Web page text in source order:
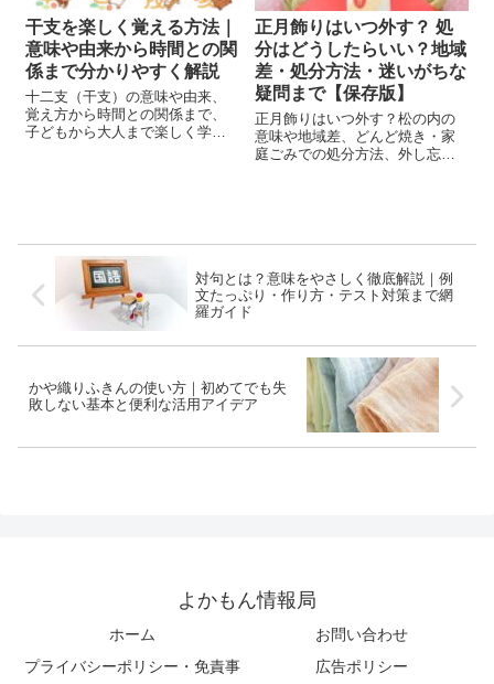
干支を楽しく覚える方法｜
意味や由来から時間との関
係まで分かりやすく解説
十二支（干支）の意味や由来、
覚え方から時間との関係まで、
子どもから大人まで楽しく学べ
正月飾りはいつ外す？ 処
分はどうしたらいい？地域
差・処分方法・迷いがちな
疑問まで【保存版】
正月飾りはいつ外す？松の内の
意味や地域差、どんど焼き・家
庭ごみでの処分方法、外し忘れ
対句とは？意味をやさしく徹底解説｜例
文たっぷり・作り方・テスト対策まで網
羅ガイド
かや織りふきんの使い方｜初めてでも失
敗しない基本と便利な活用アイデア
よかもん情報局
ホーム
お問い合わせ
プライバシーポリシー・免責事
広告ポリシー